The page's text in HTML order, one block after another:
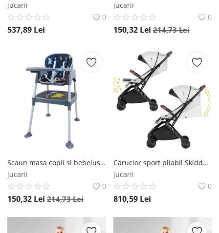
jucarii
0
537,89 Lei
jucarii
0
150,32 Lei 214,73Lei
Scaun masa copii si bebelusi, Empria, 3 in 1, multifunctional, transformabil in scaunel si masuta, Astro Dino Empria®
jucarii
0
150,32 Lei 214,73Lei
Carucior sport pliabil Skiddou Espoo Normandic Dream, ultracompact pentru calatorii, Gri Skiddou
jucarii
0
810,59 Lei